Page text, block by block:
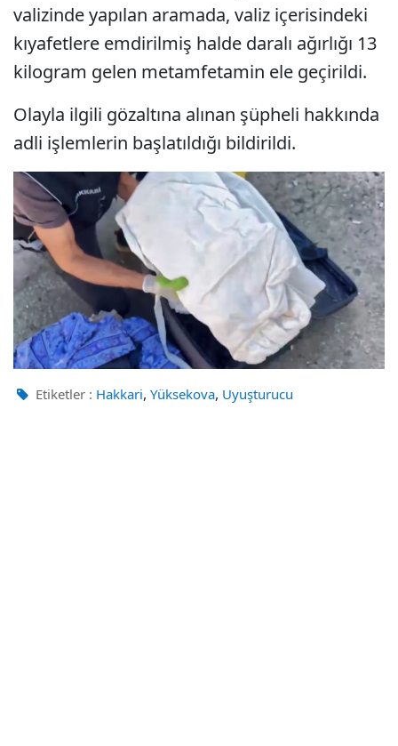
valizinde yapılan aramada, valiz içerisindeki
kıyafetlere emdirilmiş halde daralı ağırlığı 13
kilogram gelen metamfetamin ele geçirildi.
Olayla ilgili gözaltına alınan şüpheli hakkında
adli işlemlerin başlatıldığı bildirildi.
Etiketler : Hakkari, Yüksekova, Uyuşturucu